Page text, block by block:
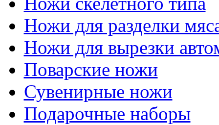
Ножи для разделки
Ножи для вырезки
Поварские ножи
Сувенирные ножи
Подарочные наборы